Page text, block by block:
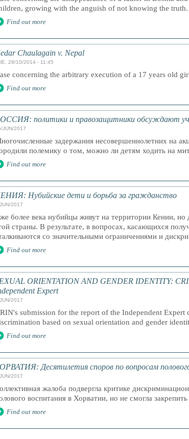
growing with the anguish of not knowing the truth.
Find out more
Chaulagain v. Nepal
28/10/2014 - 11:45
concerning the arbitrary execution of a 17 years old
Find out more
политики и правозащитники обсуждают
JUN/2017
задержания несовершеннолетних на
полемику о том, можно ли детям ходить на
Find out more
Нубийские дети и борьба за гражданство
2017
более века нубийцы живут на территории Кении,
страны. В результате, в вопросах, касающихся
со значительными ограничениями и
Find out more
ORIENTATION AND GENDER IDENTITY:
Expert
2017
submission for the report of the Independent Expert
based on sexual orientation and gender
Find out more
Десятилетия споров по вопросам
2017
жалоба подвергла критике
воспитания в Хорватии, но не смогла
Find out more